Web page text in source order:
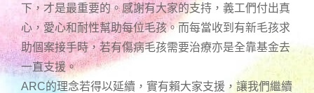
下，才是最重要的。感謝有大家的支持，義工們付出真
心，愛心和耐性幫助每位毛孩。而每當收到有新毛孩求
助個案接手時，若有傷病毛孩需要治療亦是全靠基金去
一直支援。
ARC的理念若得以延續，實有賴大家支援，讓我們繼續